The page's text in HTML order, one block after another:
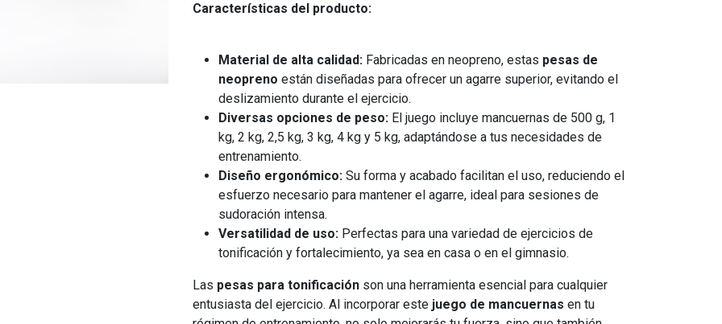
Características del producto:
Material de alta calidad: Fabricadas en neopreno, estas pesas de
neopreno están diseñadas para ofrecer un agarre superior, evitando el
deslizamiento durante el ejercicio.
Diversas opciones de peso: El juego incluye mancuernas de 500 g, 1
kg, 2 kg, 2,5 kg, 3 kg, 4 kg y 5 kg, adaptándose a tus necesidades de
entrenamiento.
Diseño ergonómico: Su forma y acabado facilitan el uso, reduciendo el
esfuerzo necesario para mantener el agarre, ideal para sesiones de
sudoración intensa.
Versatilidad de uso: Perfectas para una variedad de ejercicios de
tonificación y fortalecimiento, ya sea en casa o en el gimnasio.
Las pesas para tonificación son una herramienta esencial para cualquier
entusiasta del ejercicio. Al incorporar este juego de mancuernas en tu